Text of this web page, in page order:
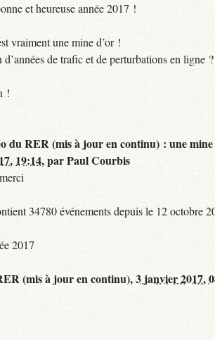
et heureuse année 2017 !
vraiment une mine d’or !
de trafic et de perturbations en ligne ?
!
du RER (mis à jour en continu) : une
19:14,parPaul Courbis
34780 événements depuis le 12 octobre
2017
(mis à jour en continu),3 janvier 2017,